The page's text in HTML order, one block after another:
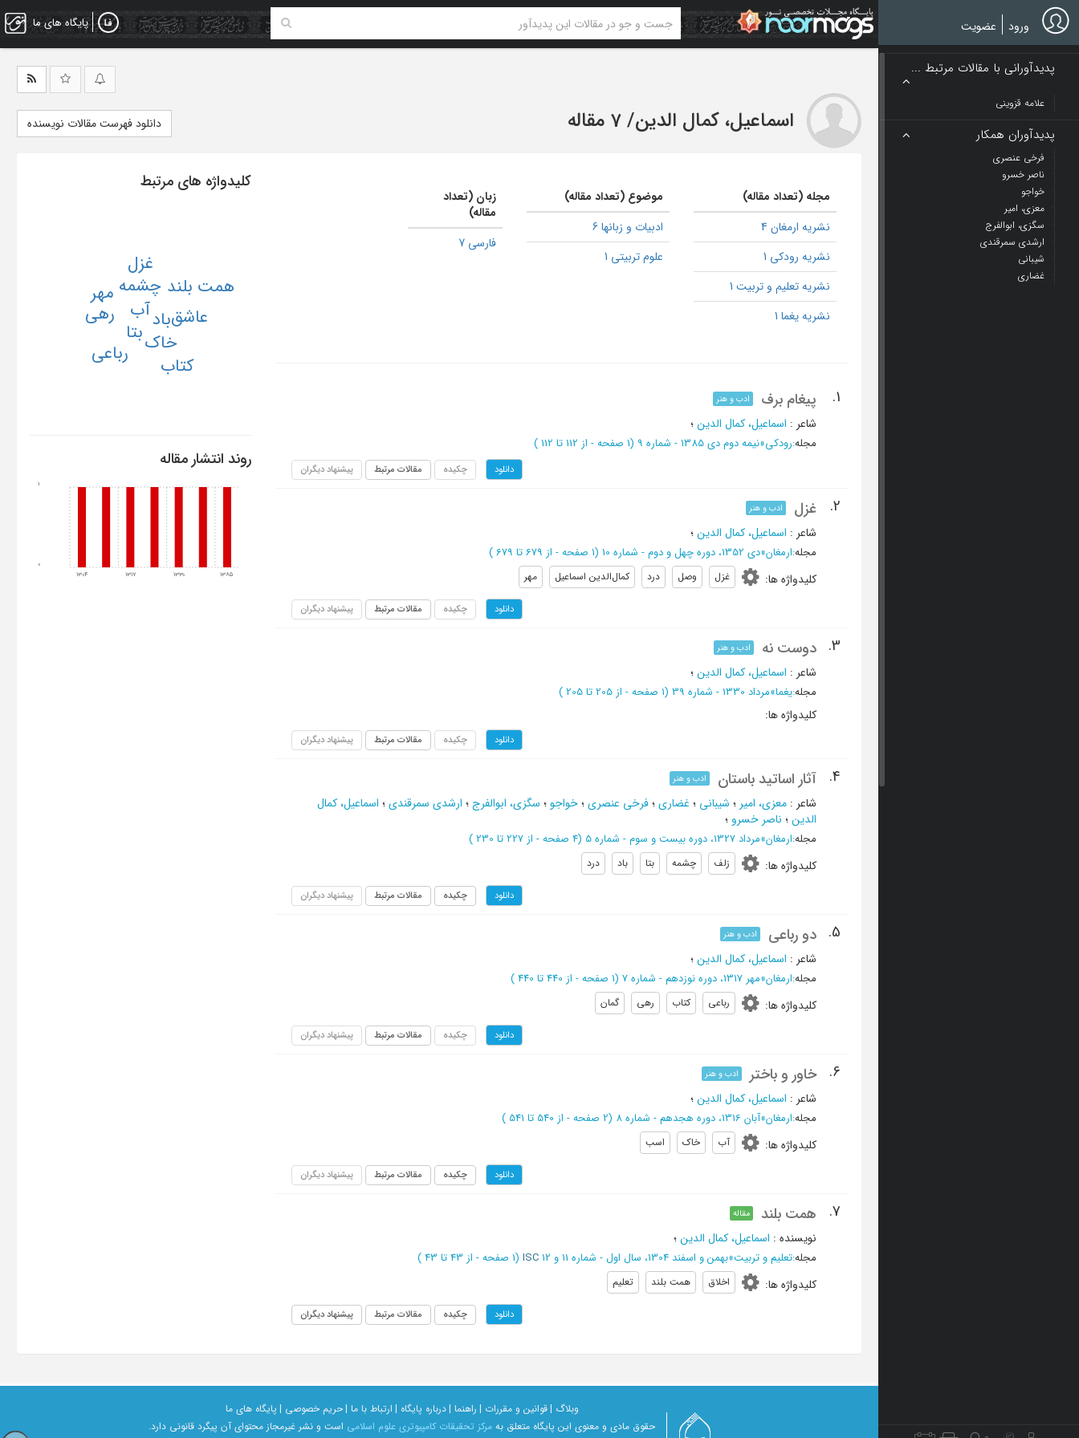
Skip
to
main
پایگاه های ما ورود عضویت
پدیدآورانی با مقالات مرتبط ...
علامه قزوینی
پدیدآوران همکار
فرخی عنصری
ناصر خسرو
خواجو
معزی، امیر
سگزی، ابوالفرج
ارشدی سمرقندی
شیبانی
غضاری
اسماعیل، کمال الدین/7 مقاله دانلود فهرست مقالات نویسنده
مجله (تعداد مقاله)
نشریه ارمغان 4
نشریه رودکی 1
نشریه تعلیم و تربیت 1
نشریه یغما 1
موضوع (تعداد مقاله)
ادبیات و زبانها 6
علوم تربیتی 1
زبان (تعداد
مقاله)
فارسی 7
1. پیغام برف ادب و هنر
شاعر : اسماعیل، کمال الدین؛
مجله:رودکی»نیمه دوم دی 1385 - شماره 9 (‎1 صفحه - از 112 تا 112 )
دانلود چکیده مقالات مرتبط پیشنهاد دیگران
2. غزل ادب و هنر
شاعر : اسماعیل، کمال الدین؛
مجله:ارمغان»دی 1352، دوره چهل و دوم - شماره 10 (‎1 صفحه - از 679 تا 679 )
کلیدواژه ها: غزل وصل درد کمال‌الدین اسماعیل مهر
دانلود چکیده مقالات مرتبط پیشنهاد دیگران
3. دوست نه ادب و هنر
شاعر : اسماعیل، کمال الدین؛
مجله:یغما»مرداد 1330 - شماره 39 (‎1 صفحه - از 205 تا 205 )
کلیدواژه ها:
دانلود چکیده مقالات مرتبط پیشنهاد دیگران
4. آثار اساتید باستان ادب و هنر
شاعر : معزی، امیر ؛ شیبانی ؛ غضاری؛فرخی عنصری؛خواجو؛ سگزی، ابوالفرج؛ ارشدی سمرقندی؛ اسماعیل، کمال
الدین؛ ناصر خسرو ؛
مجله:ارمغان»مرداد 1327، دوره بیست و سوم - شماره 5 (‎4 صفحه - از 227 تا 230 )
کلیدواژه ها: زلف چشمه بتا باد درد
دانلود چکیده مقالات مرتبط پیشنهاد دیگران
5. دو رباعی ادب و هنر
شاعر : اسماعیل، کمال الدین؛
مجله:ارمغان»مهر 1317، دوره نوزدهم - شماره 7 (‎1 صفحه - از 440 تا 440 )
کلیدواژه ها: رباعی کتاب رهی گمان
دانلود چکیده مقالات مرتبط پیشنهاد دیگران
6. خاور و باختر ادب و هنر
شاعر : اسماعیل، کمال الدین؛
مجله:ارمغان»آبان 1316، دوره هجدهم - شماره 8 (‎2 صفحه - از 540 تا 541 )
کلیدواژه ها: آب خاک اسب
دانلود چکیده مقالات مرتبط پیشنهاد دیگران
7. همت بلند مقاله
نویسنده : اسماعیل، کمال الدین؛
مجله:تعلیم و تربیت»بهمن و اسفند 1304، سال اول - شماره 11 و 12 ISC (‎1 صفحه - از 43 تا 43 )
کلیدواژه ها: اخلاق همت بلند تعلیم
دانلود چکیده مقالات مرتبط پیشنهاد دیگران
کلیدواژه های مرتبط
آبباد
بتا
چشمه
خاک رباعی
رهی عاشق
غزل
مهر
همت بلند
کتاب
روند انتشار مقاله
1304 1317 1330 1385
0
1
وبلاگ |قوانین و مقررات | راهنما |درباره پایگاه | ارتباط با ما |حریم خصوصی | پایگاه های ما
حقوق مادی و معنوی اين پايگاه متعلق بهمرکز تحقیقات کامپیوتری علوم اسلامی است و نشر غیرمجاز محتوای آن پیگرد قانونی دارد.